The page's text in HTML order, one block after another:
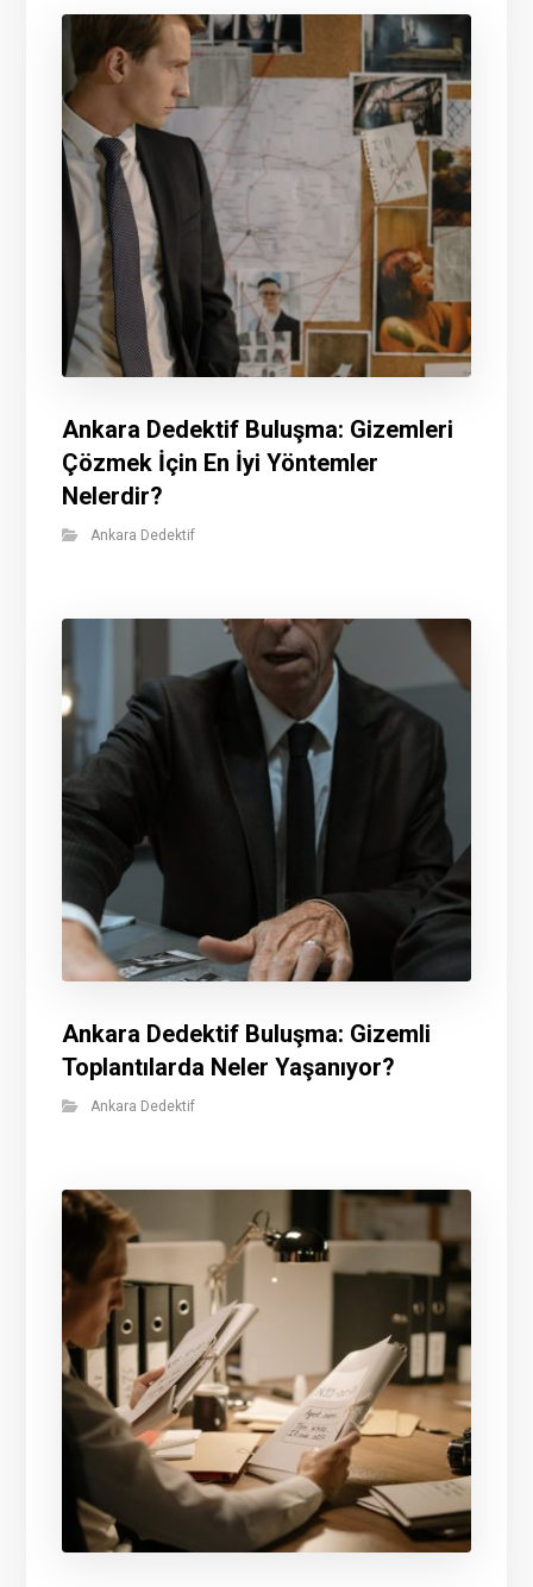
Ankara Dedektif Buluşma: Gizemleri
Çözmek İçin En İyi Yöntemler
Nelerdir?
Ankara Dedektif
Ankara Dedektif Buluşma: Gizemli
Toplantılarda Neler Yaşanıyor?
Ankara Dedektif